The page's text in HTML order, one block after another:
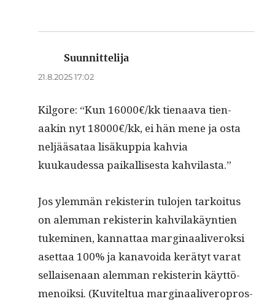
Suunnittelija
21.8.2025 17:02
Kil­go­re: “Kun 16000€/kk tien­aa­va tien­
aakin nyt 18000€/kk, ei hän mene ja osta
neljääsa­taa lisäkup­pia kahvia
kuukaudessa paikallis­es­ta kahvilasta.”
Jos ylem­män rek­isterin tulo­jen tarkoi­tus
on alem­man rek­isterin kahvi­lakäyn­tien
tukem­i­nen, kan­nat­taa mar­gin­aaliv­eroksi
aset­taa 100% ja kanavoi­da kerä­tyt varat
sel­l­aise­naan alem­man rek­isterin käyt­tö­
menoik­si. (Kuvitel­tua mar­gin­aaliv­ero­pros­